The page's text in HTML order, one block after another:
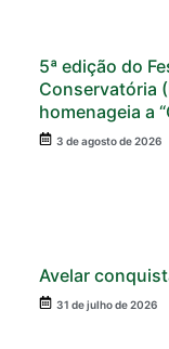
5ª edição do
Conservatória
homenageia a
3 de agosto de 2026
Avelar
31 de julho de 2026